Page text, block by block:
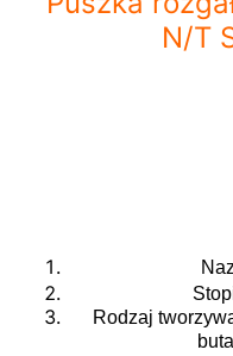
N/T
Rodzaj